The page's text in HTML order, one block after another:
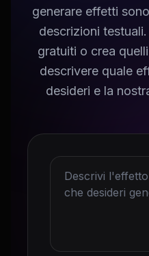
generare effetti
descrizioni
gratuiti o crea
descrivere quale
desideri e la